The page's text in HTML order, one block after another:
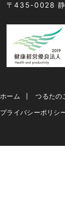
〒435-0028 静
ホーム つるたの
プライバシーポリシ